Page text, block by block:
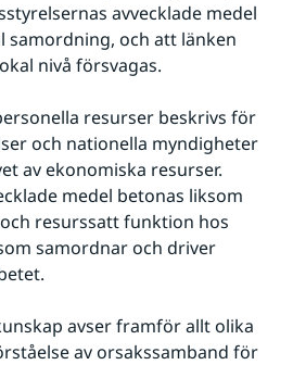
avvecklade medel
samordning, och att länken
nivå försvagas.
resurser beskrivs för
och nationella myndigheter
av ekonomiska resurser.
medel betonas liksom
resurssatt funktion hos
samordnar och driver
avser framför allt olika
av orsakssamband för